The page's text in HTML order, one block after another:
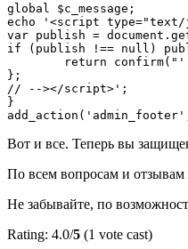
global $c_message;
echo '<script
var publish =
if (publish !== null)
};
// --></script>';
}
Вот и все. Теперь вы
По всем вопросам и
Не забывайте, по
Rating: 4.0/5 (1 vote cast)